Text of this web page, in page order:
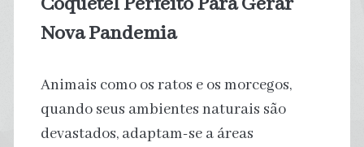
Nova Pandemia
Animais como os ratos e os morcegos,
quando seus ambientes naturais são
devastados, adaptam-se a áreas